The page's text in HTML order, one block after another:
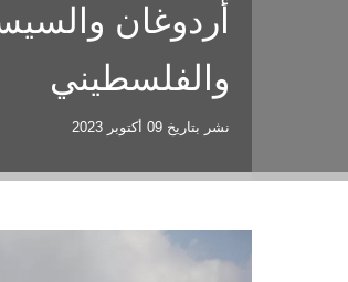
أردوغان
والفلسطيني
نشر بتاريخ 09 أكتوبر 2023